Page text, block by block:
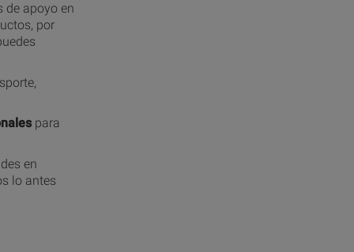
de apoyo en
por
para
en
lo antes